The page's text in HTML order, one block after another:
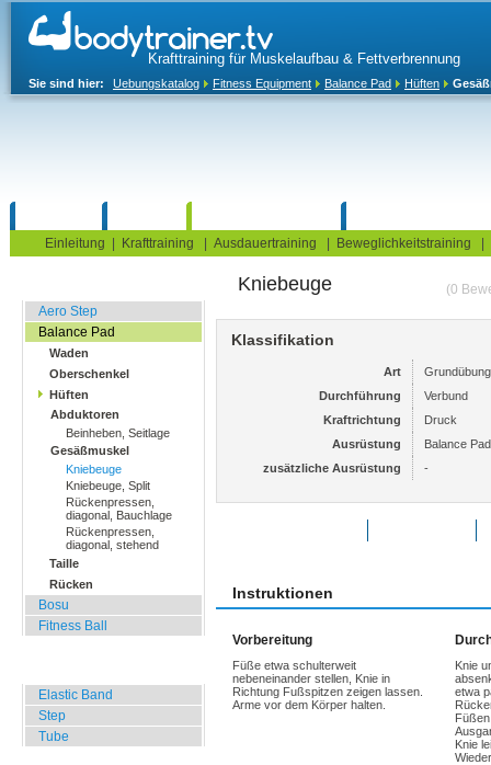
Krafttraining für Muskelaufbau & Fettverbrennung
Sie sind hier: Uebungskatalog Fitness Equipment Balance Pad Hüften
Einleitung Krafttraining Ausdauertraining Beweglichkeitstraining
Aero Step
Balance Pad
Waden
Oberschenkel
Hüften
Abduktoren
Beinheben, Seitlage
Gesäßmuskel
Kniebeuge
Kniebeuge, Split
Rückenpressen,
diagonal, Bauchlage
Rückenpressen,
diagonal, stehend
Taille
Rücken
Bosu
Fitness Ball
Elastic Band
Step
Tube
Kniebeuge (0
Klassifikation
Art
Grundübung
Durchführung
Verbund
Kraftrichtung
Druck
Ausrüstung
Balance Pad
zusätzliche Ausrüstung
-
Instruktionen
Vorbereitung
Füße etwa schulterweit
nebeneinander stellen, Knie in
Richtung Fußspitzen zeigen lassen.
Arme vor dem Körper halten.
Knie
etwa
Knie